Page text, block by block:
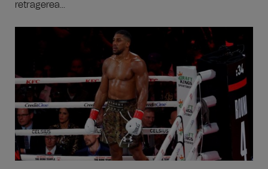
retragerea...